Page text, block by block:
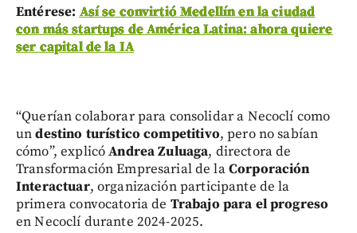
Entérese: Así se convirtió Medellín en la ciudad
con más startups de América Latina: ahora quiere
ser capital de la IA
“Querían colaborar para consolidar a Necoclí como
undestino turístico competitivo, pero no sabían
cómo”, explicóAndrea Zuluaga, directora de
Transformación Empresarial de laCorporación
Interactuar, organización participante de la
primera convocatoria de Trabajo para el progreso
en Necoclí durante 2024-2025.